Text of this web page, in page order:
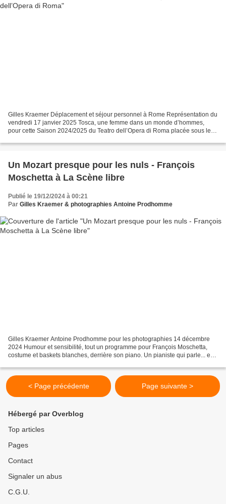
Gilles Kraemer Déplacement et séjour personnel à Rome Représentation du
vendredi 17 janvier 2025 Tosca, une femme dans un monde d’hommes,
pour cette Saison 2024/2025 du Teatro dell’Opera di Roma placée sous le
Un Mozart presque pour les nuls - François
Moschetta à La Scène libre
Publié le 19/12/2024 à 00:21
Par Gilles Kraemer & photographies Antoine Prodhomme
Gilles Kraemer Antoine Prodhomme pour les photographies 14 décembre
2024 Humour et sensibilité, tout un programme pour François Moschetta,
costume et baskets blanches, derrière son piano. Un pianiste qui parle... est-
< Page précédente Page suivante >
Hébergé par Overblog
Top articles
Pages
Contact
Signaler un abus
C.G.U.